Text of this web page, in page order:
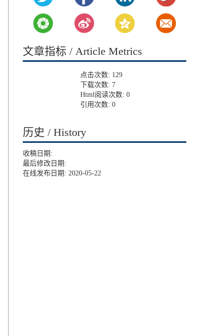
文章指标 / Article Metrics
点击次数: 129
下载次数: 7
Html阅读次数: 0
引用次数: 0
历史 / History
收稿日期:
最后修改日期:
在线发布日期: 2020-05-22